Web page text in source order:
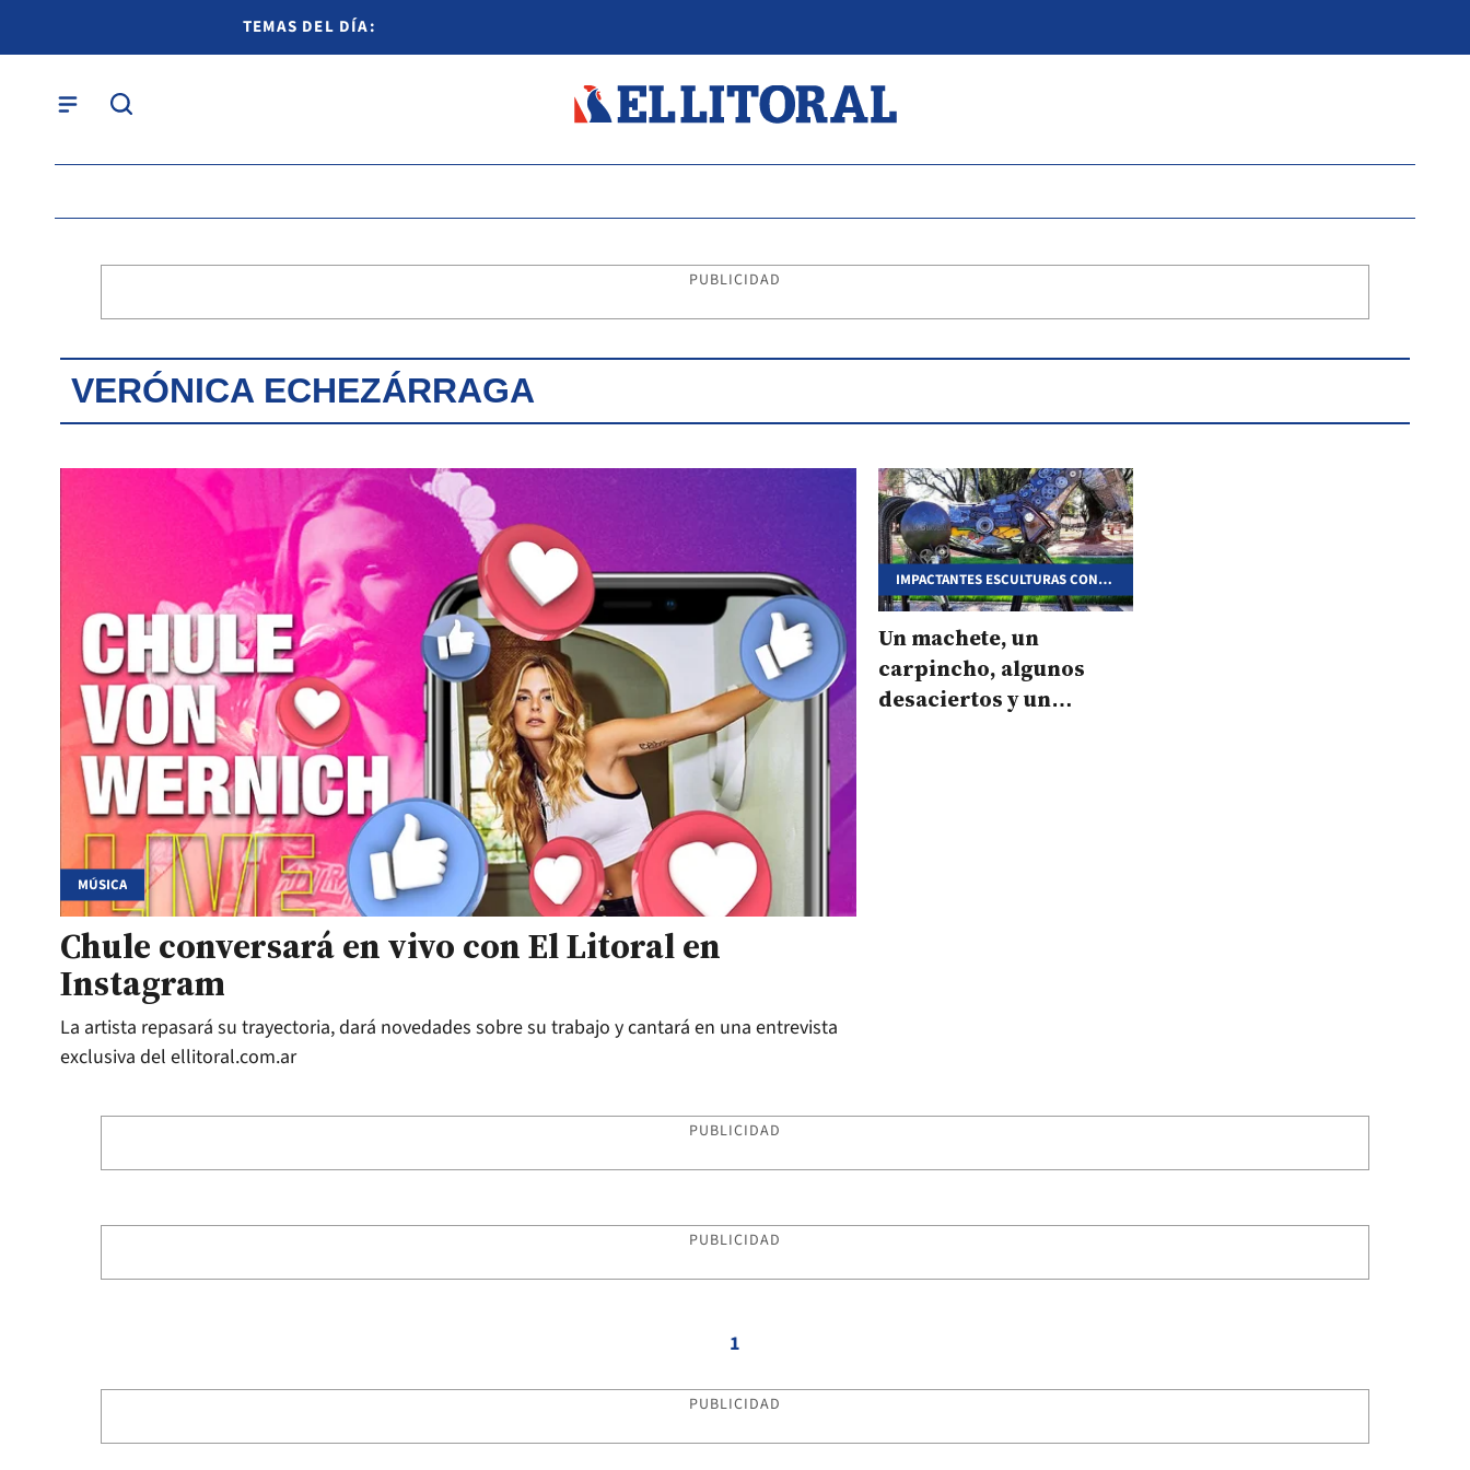
TEMAS DEL DÍA:
PUBLICIDAD
VERÓNICA ECHEZÁRRAGA
MÚSICA
Chule conversará en vivo con El Litoral en
Instagram
La artista repasará su trayectoria, dará novedades sobre su trabajo y cantará en una entrevista
exclusiva del ellitoral.com.ar
IMPACTANTES ESCULTURAS CON
CHATARRA
Un machete, un
carpincho, algunos
desaciertos y un
PUBLICIDAD
PUBLICIDAD
1
PUBLICIDAD